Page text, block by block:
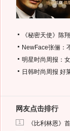
《秘密天使》陈
NewFace张俪：
明星时尚周报：
日韩时尚周报 好
网友点击排行
1 《比利林恩》